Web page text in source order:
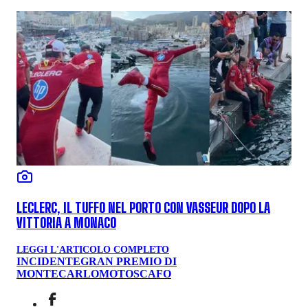
LECLERC, IL TUFFO NEL PORTO CON VASSEUR DOPO LA
VITTORIA A MONACO
LEGGI L'ARTICOLO COMPLETO
INCIDENTEGRAN PREMIO DI
MONTECARLOMOTOSCAFO